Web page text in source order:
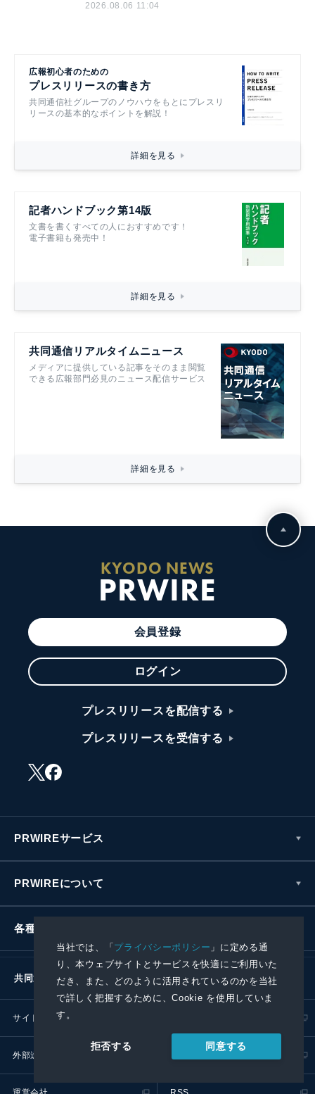
当社では、「プライバシーポリシー 」に定める通
り、本ウェブサイトとサービスを快適にご利用いた
だき、また、どのように活用されているのかを当社
で詳しく把握するために、Cookie を使用していま
す。
拒否する 同意する
2026.08.06 11:04
広報初心者のための
プレスリリースの書き方
共同通信社グループのノウハウをもとにプレスリ
リースの基本的なポイントを解説！
詳細を見る
記者ハンドブック第14版
文書を書くすべての人におすすめです！
電子書籍も発売中！
詳細を見る
共同通信リアルタイムニュース
メディアに提供している記事をそのまま閲覧
できる広報部門必見のニュース配信サービス
詳細を見る
KYODO NEWS
PRWIRE
会員登録
ログイン
プレスリリースを配信する
プレスリリースを受信する
PRWIREサービス
PRWIREについて
各種お問い合わせ
共同通信社グループ
サイトポリシー
外部送信ポリシー プレスリリース取扱基準
運営会社 RSS